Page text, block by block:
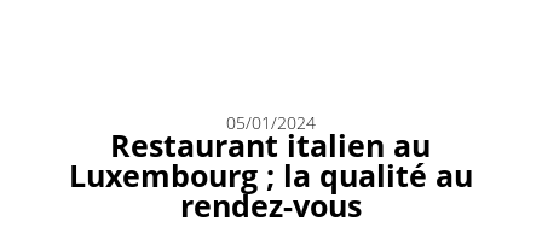
05/01/2024
Restaurant italien au
Luxembourg ; la qualité au
rendez-vous